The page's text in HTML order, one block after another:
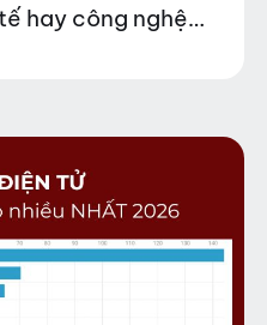
hay công nghệ